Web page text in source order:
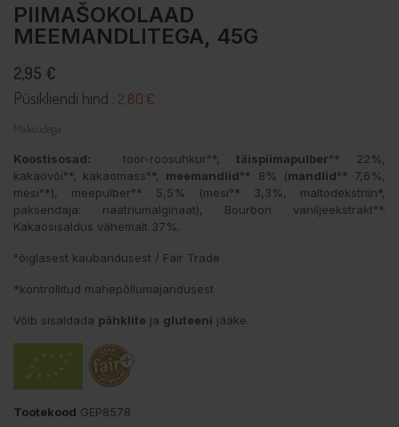
PIIMAŠOKOLAAD
MEEMANDLITEGA, 45G
2,95 €
Püsikliendi hind : 2.80 €
Maksudega
Koostisosad: toor-roosuhkur°*, täispiimapulber°* 22%,
kakaovõi°*, kakaomass°*, meemandlid°* 8% (mandlid°* 7,6%,
mesi°*), meepulber°* 5,5% (mesi°* 3,3%, maltodekstriin*,
paksendaja: naatriumalginaat), Bourbon vaniljeekstrakt°*.
Kakaosisaldus vähemalt 37%.
°õiglasest kaubandusest / Fair Trade
*kontrollitud mahepõllumajandusest
Võib sisaldada pähklite ja gluteeni jääke.
Tootekood GEP8578